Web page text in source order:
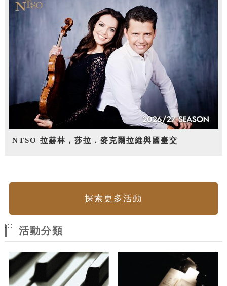
NTSO 拉赫林，莎拉．麥克爾拉維與國臺交
探索更多活動
:::
活動分類